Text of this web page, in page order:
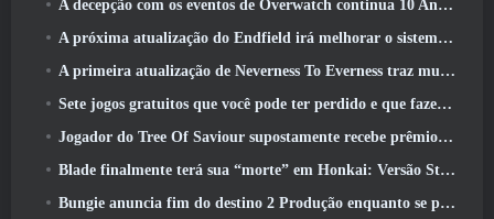
A decepção com os eventos de Overwatch continua 10 Aniversário do ano
A próxima atualização do Endfield irá melhorar o sistema de fábrica
A primeira atualização de Neverness To Everness traz muito para a mesa
Sete jogos gratuitos que você pode ter perdido e que fazem parte do Steam Ocean Fest
Jogador do Tree Of Saviour supostamente recebe prêmio especial por gastar US$ 100 mil no jogo
Blade finalmente terá sua “morte” em Honkai: Versão Star Rail 4.3
Bungie anuncia fim do destino 2 Produção enquanto se preparam para trabalhar em novos projetos